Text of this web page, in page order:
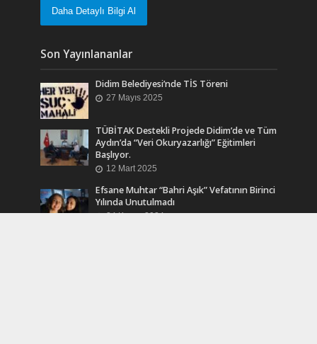
Daha Detaylı Bilgi Al
Son Yayınlananlar
Didim Belediyesi’nde TİS Töreni
27 Mayıs 2025
TÜBİTAK Destekli Projede Didim’de ve Tüm
Aydın’da “Veri Okuryazarlığı” Eğitimleri
Başlıyor.
12 Mart 2025
Efsane Muhtar “Bahri Aşık” Vefatının Birinci
Yılında Unutulmadı
24 Kasım 2024